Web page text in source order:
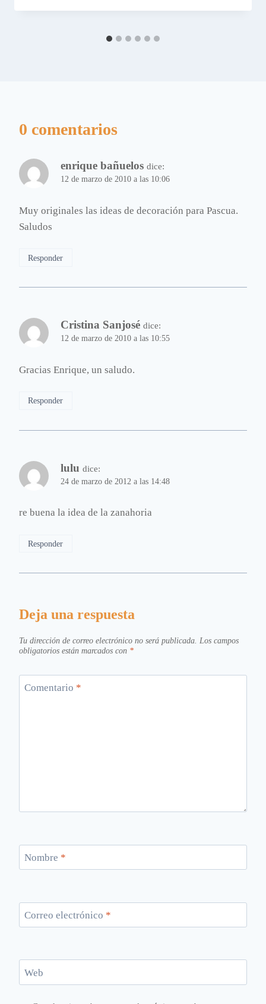
0 comentarios
enrique bañuelos dice:
12 de marzo de 2010 a las 10:06
Muy originales las ideas de decoración para Pascua.
Saludos
Responder
Cristina Sanjosé dice:
12 de marzo de 2010 a las 10:55
Gracias Enrique, un saludo.
Responder
lulu dice:
24 de marzo de 2012 a las 14:48
re buena la idea de la zanahoria
Responder
Deja una respuesta
Tu dirección de correo electrónico no será publicada. Los campos
obligatorios están marcados con *
Comentario *
Nombre *
Correo electrónico *
Web